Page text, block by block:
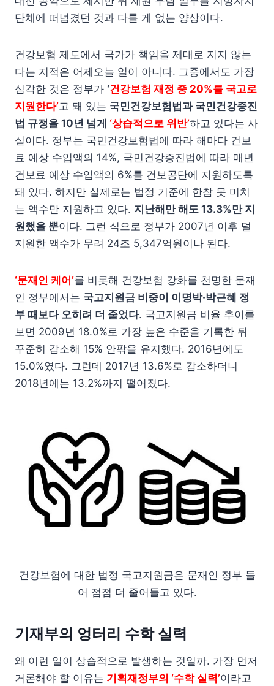
단체에 떠넘겼던 것과 다를 게 없는 양상이다.
건강보험 제도에서 국가가 책임을 제대로 지지 않는
다는 지적은 어제오늘 일이 아니다. 그중에서도 가장
심각한 것은 정부가 ‘건강보험 재정 중 20%를 국고로
지원한다’고 돼 있는 국민건강보험법과 국민건강증진
법 규정을 10년 넘게 ‘상습적으로 위반’하고 있다는 사
실이다. 정부는 국민건강보험법에 따라 해마다 건보
료 예상 수입액의 14%, 국민건강증진법에 따라 매년
건보료 예상 수입액의 6%를 건보공단에 지원하도록
돼 있다. 하지만 실제로는 법정 기준에 한참 못 미치
는 액수만 지원하고 있다. 지난해만 해도 13.3%만 지
원했을 뿐이다. 그런 식으로 정부가 2007년 이후 덜
지원한 액수가 무려 24조 5,347억원이나 된다.
‘문재인 케어’를 비롯해 건강보험 강화를 천명한 문재
인 정부에서는 국고지원금 비중이 이명박·박근혜 정
부 때보다 오히려 더 줄었다. 국고지원금 비율 추이를
보면 2009년 18.0%로 가장 높은 수준을 기록한 뒤
꾸준히 감소해 15% 안팎을 유지했다. 2016년에도
15.0%였다. 그런데 2017년 13.6%로 감소하더니
2018년에는 13.2%까지 떨어졌다.
건강보험에 대한 법정 국고지원금은 문재인 정부 들
어 점점 더 줄어들고 있다.
기재부의 엉터리 수학 실력
왜 이런 일이 상습적으로 발생하는 것일까. 가장 먼저
거론해야 할 이유는 기획재정부의 ‘수학 실력’이라고